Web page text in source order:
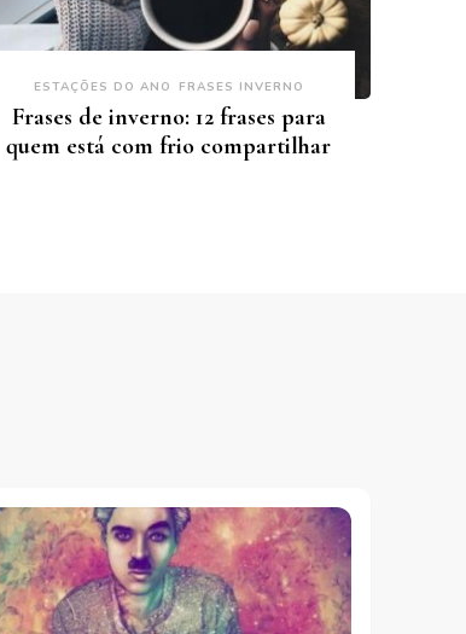
ESTAÇÕES DO ANO FRASES INVERNO
Frases de inverno: 12 frases para
quem está com frio compartilhar